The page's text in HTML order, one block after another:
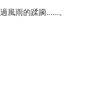
風雨的蹂躏……。